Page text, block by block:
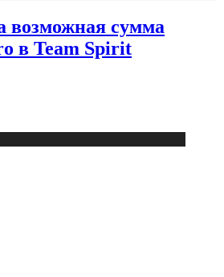
возможная сумма
в Team Spirit